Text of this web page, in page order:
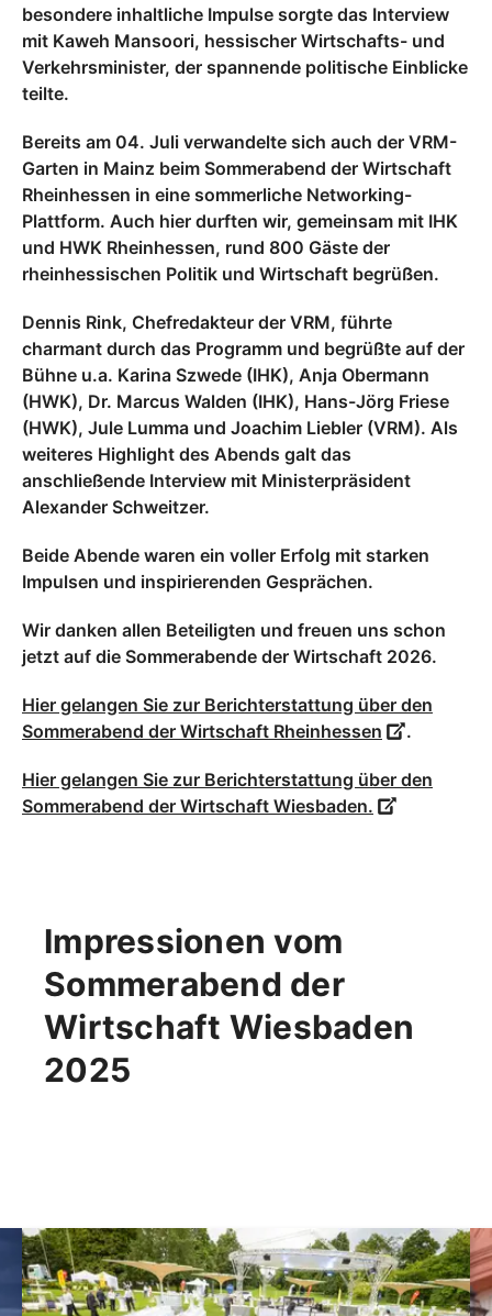
besondere inhaltliche Impulse sorgte das Interview
mit Kaweh Mansoori, hessischer Wirtschafts- und
Verkehrsminister, der spannende politische Einblicke
teilte.
Bereits am 04. Juli verwandelte sich auch der VRM-
Garten in Mainz beim Sommerabend der Wirtschaft
Rheinhessen in eine sommerliche Networking-
Plattform. Auch hier durften wir, gemeinsam mit IHK
und HWK Rheinhessen, rund 800 Gäste der
rheinhessischen Politik und Wirtschaft begrüßen.
Dennis Rink, Chefredakteur der VRM, führte
charmant durch das Programm und begrüßte auf der
Bühne u.a. Karina Szwede (IHK), Anja Obermann
(HWK), Dr. Marcus Walden (IHK), Hans-Jörg Friese
(HWK), Jule Lumma und Joachim Liebler (VRM). Als
weiteres Highlight des Abends galt das
anschließende Interview mit Ministerpräsident
Alexander Schweitzer.
Beide Abende waren ein voller Erfolg mit starken
Impulsen und inspirierenden Gesprächen.
Wir danken allen Beteiligten und freuen uns schon
jetzt auf die Sommerabende der Wirtschaft 2026.
Hier gelangen Sie zur Berichterstattung über den
Sommerabend der Wirtschaft Rheinhessen
.
Hier gelangen Sie zur Berichterstattung über den
Sommerabend der Wirtschaft Wiesbaden.
Impressionen vom
Sommerabend der
Wirtschaft Wiesbaden
2025